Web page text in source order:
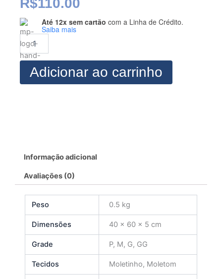
R$110.00
Até 12x sem cartão com a Linha de Crédito.
Saiba mais
MODELAGEM
CONJUNTO
INVERNO
3
quantidade
Adicionar ao carrinho
Informação adicional
Avaliações (0)
Peso 0.5 kg
Dimensões 40 × 60 × 5 cm
Grade P, M, G, GG
Tecidos Moletinho, Moletom